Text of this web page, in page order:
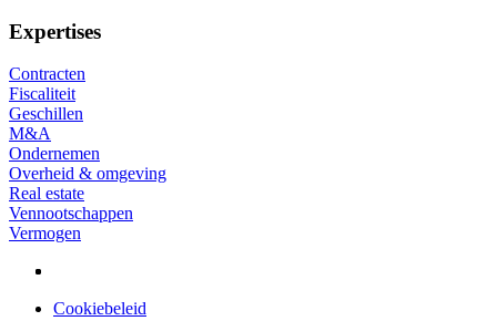
Expertises
Contracten
Fiscaliteit
Geschillen
M&A
Ondernemen
Overheid & omgeving
Real estate
Vennootschappen
Vermogen
Cookiebeleid